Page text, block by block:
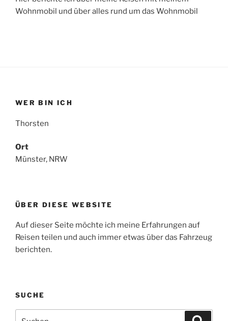
Wohnmobil und über alles rund um das Wohnmobil
WER BIN ICH
Thorsten
Ort
Münster, NRW
ÜBER DIESE WEBSITE
Auf dieser Seite möchte ich meine Erfahrungen auf
Reisen teilen und auch immer etwas über das Fahrzeug
berichten.
SUCHE